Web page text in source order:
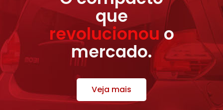
que
revolucionouo
mercado.
Veja mais